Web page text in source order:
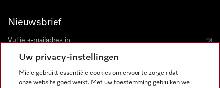
Nieuwsbrief
Uw privacy-instellingen
Miele gebruikt essentiële cookies om ervoor te zorgen dat
onze website goed werkt. Met uw toestemming gebruiken we